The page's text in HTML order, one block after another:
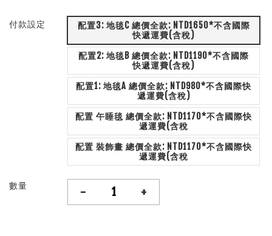
付款設定
配置3: 地毯C 總價全款: NTD1650*不含國際
快遞運費(含稅)
配置2: 地毯B 總價全款: NTD1190*不含國際
快遞運費(含稅)
配置1: 地毯A 總價全款: NTD980*不含國際快
遞運費(含稅)
配置 午睡毯 總價全款: NTD1170*不含國際快
遞運費(含稅
配置 裝飾畫 總價全款: NTD1170*不含國際快
遞運費(含稅
數量 - +